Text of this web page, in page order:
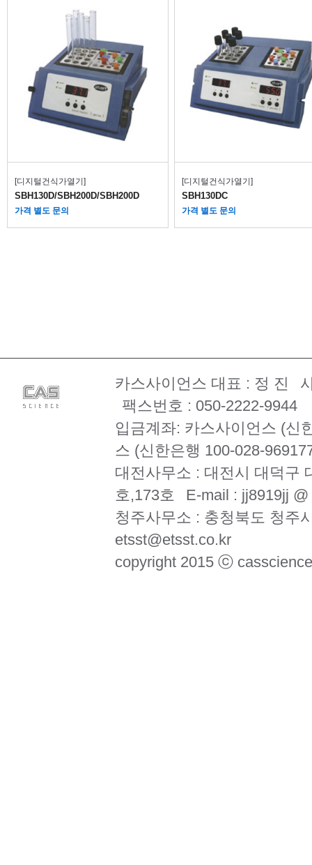
[디지털건식가열기]
SBH130D/SBH200D/SBH200D
가격 별도 문의
[디지털건식가열기]
SBH130DC
가격 별도 문의
카스사이언스 대표 : 정 진
팩스번호 : 050-2222-9944
입금계좌: 카스사이언스 (신
스 (신한은행 100-028-
대전사무소 : 대전시 대덕구
호,173호
E-mail : jj8919jj
청주사무소 : 충청북도 청주
etsst@etsst.co.kr
copyright 2015 ⓒ